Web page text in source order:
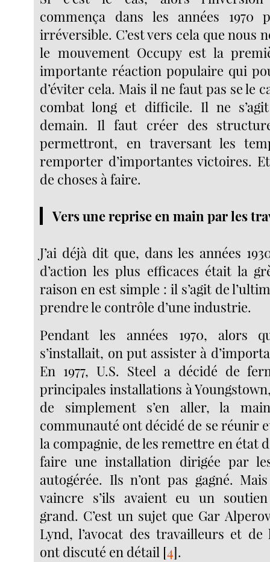
commença dans les années 1970
irréversible. C’est vers cela que nous
le mouvement Occupy est la
importante réaction populaire qui
d’éviter cela. Mais il ne faut pas se le
combat long et difficile. Il ne
demain. Il faut créer des
permettront, en traversant les
remporter d’importantes victoires.
de choses à faire.
Vers une reprise en main par les
J’ai déjà dit que, dans les années
d’action les plus efficaces était la
raison en est simple : il s’agit de
prendre le contrôle d’une industrie.
Pendant les années 1970, alors
s’installait, on put assister à
En 1977, U.S. Steel a décidé de
principales installations à
de simplement s’en aller, la
communauté ont décidé de se réunir
la compagnie, de les remettre en état
faire une installation dirigée par
autogérée. Ils n’ont pas gagné.
vaincre s’ils avaient eu un
grand. C’est un sujet que Gar
Lynd, l’avocat des travailleurs et de
ont discuté en détail [4].